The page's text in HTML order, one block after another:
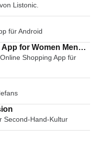
Listonic.
für Android
for Women Men
Shopping App für
Occasion
Second-Hand-Kultur